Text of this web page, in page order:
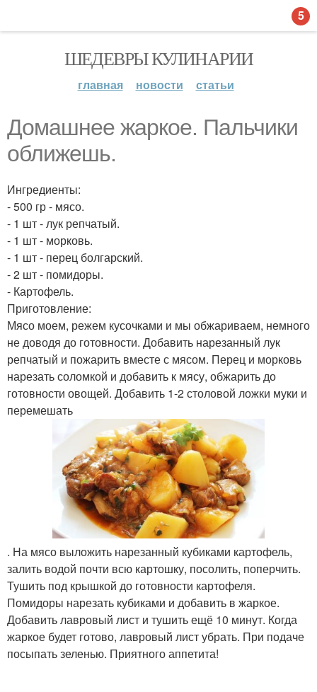
ШЕДЕВРЫ КУЛИНАРИИ
главная новости статьи
Домашнее жаркое. Пальчики
оближешь.
Ингредиенты:
- 500 гр - мясо.
- 1 шт - лук репчатый.
- 1 шт - морковь.
- 1 шт - перец болгарский.
- 2 шт - помидоры.
- Картофель.
Приготовление:
Мясо моем, режем кусочками и мы обжариваем, немного
не доводя до готовности. Добавить нарезанный лук
репчатый и пожарить вместе с мясом. Перец и морковь
нарезать соломкой и добавить к мясу, обжарить до
готовности овощей. Добавить 1-2 столовой ложки муки и
перемешать
. На мясо выложить нарезанный кубиками картофель,
залить водой почти всю картошку, посолить, поперчить.
Тушить под крышкой до готовности картофеля.
Помидоры нарезать кубиками и добавить в жаркое.
Добавить лавровый лист и тушить ещё 10 минут. Когда
жаркое будет готово, лавровый лист убрать. При подаче
посыпать зеленью. Приятного аппетита!
5